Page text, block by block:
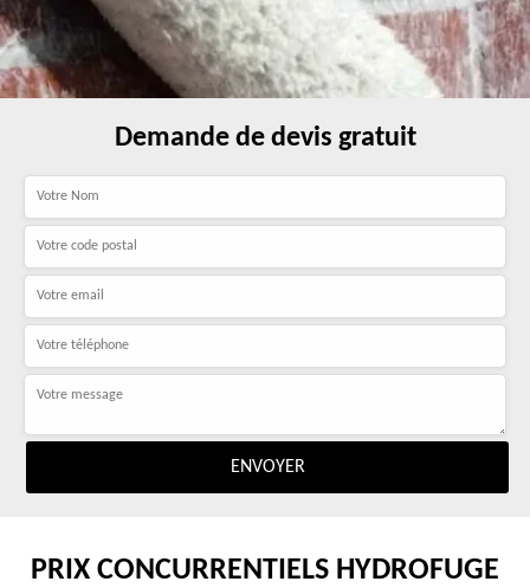
Demande de devis gratuit
PRIX CONCURRENTIELS HYDROFUGE